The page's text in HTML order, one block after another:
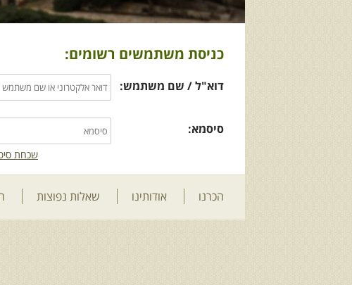
כניסת משתמשים רשומים:
דוא"ל / שם משתמש:
סיסמא:
שכחת
הכרנו אודותינו שאלות נפוצות